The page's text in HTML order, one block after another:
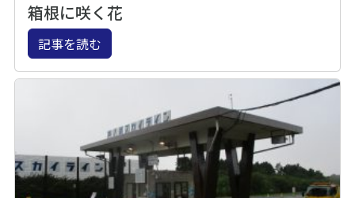
箱根に咲く花
記事を読む